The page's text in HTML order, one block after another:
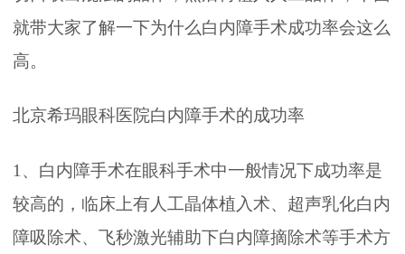
就带大家了解一下为什么白内障手术成功率会这么
高。
北京希玛眼科医院白内障手术的成功率
1、白内障手术在眼科手术中一般情况下成功率是
较高的，临床上有人工晶体植入术、超声乳化白内
障吸除术、飞秒激光辅助下白内障摘除术等手术方